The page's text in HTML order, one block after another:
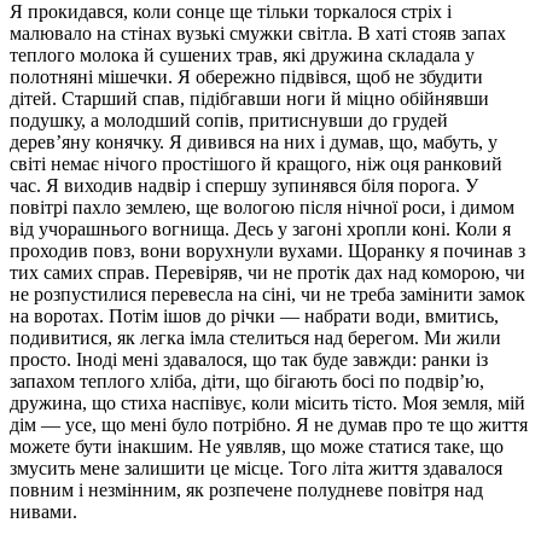
Я прокидався, коли сонце ще тільки торкалося стріх і
малювало на стінах вузькі смужки світла. В хаті стояв запах
теплого молока й сушених трав, які дружина складала у
полотняні мішечки. Я обережно підвівся, щоб не збудити
дітей. Старший спав, підібгавши ноги й міцно обійнявши
подушку, а молодший сопів, притиснувши до грудей
дерев’яну конячку. Я дивився на них і думав, що, мабуть, у
світі немає нічого простішого й кращого, ніж оця ранковий
час. Я виходив надвір і спершу зупинявся біля порога. У
повітрі пахло землею, ще вологою після нічної роси, і димом
від учорашнього вогнища. Десь у загоні хропли коні. Коли я
проходив повз, вони ворухнули вухами. Щоранку я починав з
тих самих справ. Перевіряв, чи не протік дах над коморою, чи
не розпустилися перевесла на сіні, чи не треба замінити замок
на воротах. Потім ішов до річки — набрати води, вмитись,
подивитися, як легка імла стелиться над берегом. Ми жили
просто. Іноді мені здавалося, що так буде завжди: ранки із
запахом теплого хліба, діти, що бігають босі по подвір’ю,
дружина, що стиха наспівує, коли місить тісто. Моя земля, мій
дім — усе, що мені було потрібно. Я не думав про те що життя
можете бути інакшим. Не уявляв, що може статися таке, що
змусить мене залишити це місце. Того літа життя здавалося
повним і незмінним, як розпечене полудневе повітря над
нивами.